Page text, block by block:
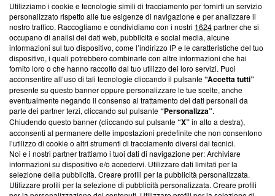
Blasting News lavora con l’Unione Europea nella lotta
contro le fake news
ABOUT LINEA EDITORIALE
Questa sezione offre informazioni trasparenti su Blasting
News, sui nostri processi editoriali e su come ci impegniamo a
creare news di qualità. Inoltre, afferma la nostra aderenza a
‘Trust Project - News with Integrity’Blasting News non è
ancora membro del programma, ma ha richiesto di farne
parte; Trust Project non ha ancora effettuato una verifica di
conformità agli standard.
Utilizziamo i cookie e tecnologie simili di tracciamento per fornirti un servizio
personalizzato rispetto alle tue esigenze di navigazione e per analizzare il
nostro traffico. Raccogliamo e condividiamo con i nostri 1624partner che si
occupano di analisi dei dati web, pubblicità e social media, alcune
informazioni sul tuo dispositivo, come l’indirizzo IP e le caratteristiche del tuo
dispositivo, i quali potrebbero combinarle con altre informazioni che hai
fornito loro o che hanno raccolto dal tuo utilizzo dei loro servizi. Puoi
acconsentire all’uso di tali tecnologie cliccando il pulsante“Accetta tutti”
presente su questo banner oppure personalizzare le tue scelte, anche
eventualmente negando il consenso al trattamento dei dati personali da
parte dei partner terzi, cliccando sul pulsante“Personalizza”.
Chiudendo questo banner (cliccando sul pulsante“X”in alto a destra),
acconsenti al permanere delle impostazioni predefinite che non consentono
l’utilizzo di cookie o altri strumenti di tracciamento diversi dai tecnici.
Noi e i nostri partner trattiamo i tuoi dati di navigazione per: Archiviare
informazioni su dispositivo e/o accedervi. Utilizzare dati limitati per la
selezione della pubblicità. Creare profili per la pubblicità personalizzata.
Utilizzare profili per la selezione di pubblicità personalizzata. Creare profili